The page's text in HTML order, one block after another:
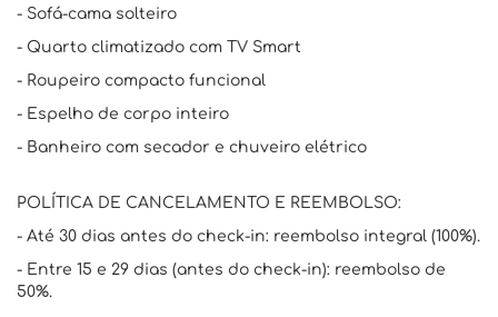
- Sofá-cama solteiro
- Quarto climatizado com TV Smart
- Roupeiro compacto funcional
- Espelho de corpo inteiro
- Banheiro com secador e chuveiro elétrico
POLÍTICA DE CANCELAMENTO E REEMBOLSO:
- Até 30 dias antes do check-in: reembolso integral (100%).
- Entre 15 e 29 dias (antes do check-in): reembolso de
50%.